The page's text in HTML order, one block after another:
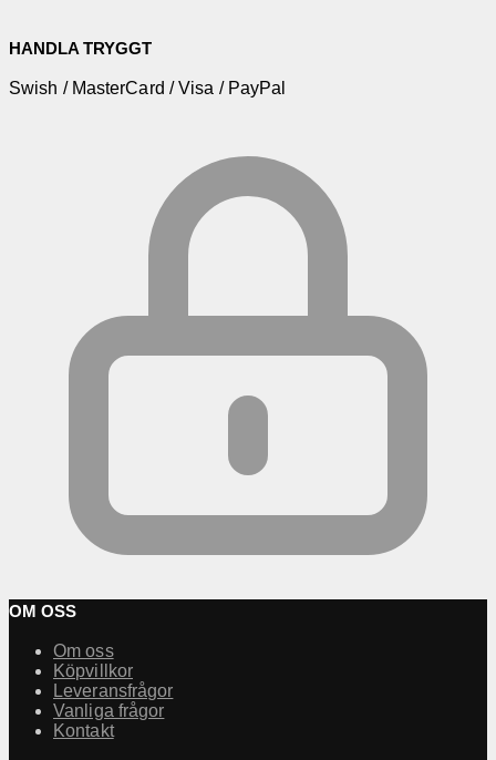
HANDLA TRYGGT
Swish / MasterCard / Visa / PayPal
OM OSS
Om oss
Köpvillkor
Leveransfrågor
Vanliga frågor
Kontakt